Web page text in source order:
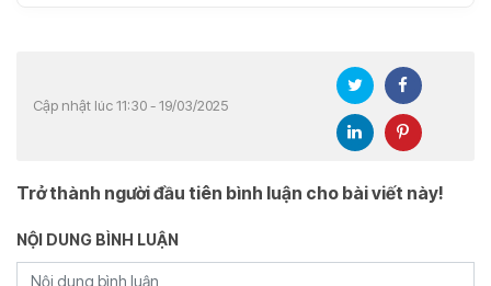
Cập nhật lúc 11:30 - 19/03/2025
Trở thành người đầu tiên bình luận cho bài viết này!
NỘI DUNG BÌNH LUẬN